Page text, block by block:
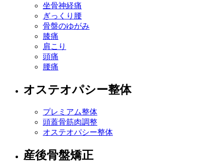
坐骨神経痛
ぎっくり腰
骨盤のゆがみ
膝痛
肩こり
頭痛
腰痛
オステオパシー整体
プレミアム整体
頭蓋骨筋肉調整
オステオパシー整体
産後骨盤矯正